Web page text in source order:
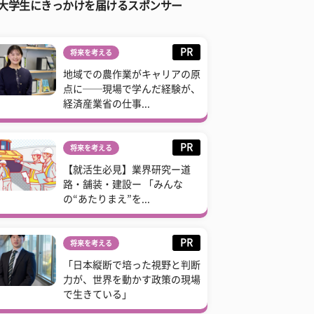
学生にきっかけを届けるスポンサー
将来を考える PR
地域での農作業がキャリアの原
点に──現場で学んだ経験が、
経済産業省の仕事...
将来を考える PR
【就活生必見】業界研究ー道
路・舗装・建設ー 「みんな
の“あたりまえ”を...
将来を考える PR
「日本縦断で培った視野と判断
力が、世界を動かす政策の現場
で生きている」